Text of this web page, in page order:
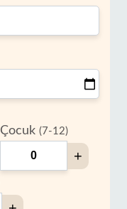
Çocuk (7-12)
+